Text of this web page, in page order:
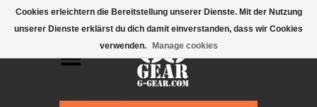
Mobile Menu
Cookies erleichtern die Bereitstellung unserer Dienste. Mit der Nutzung
unserer Dienste erklärst du dich damit einverstanden, dass wir Cookies
verwenden.
Manage cookies